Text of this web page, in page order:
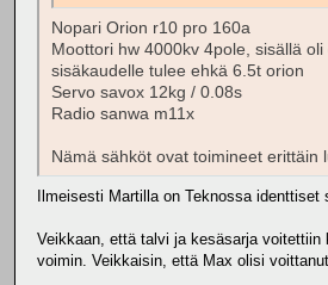
Nopari Orion r10 pro 160a
Moottori hw 4000kv 4pole, sisällä
sisäkaudelle tulee ehkä 6.5t orion
Servo savox 12kg / 0.08s
Radio sanwa m11x
Nämä sähköt ovat toimineet erittäin
Ilmeisesti Martilla on Teknossa
Veikkaan, että talvi ja kesäsarja voitettiin
voimin. Veikkaisin, että Max olisi